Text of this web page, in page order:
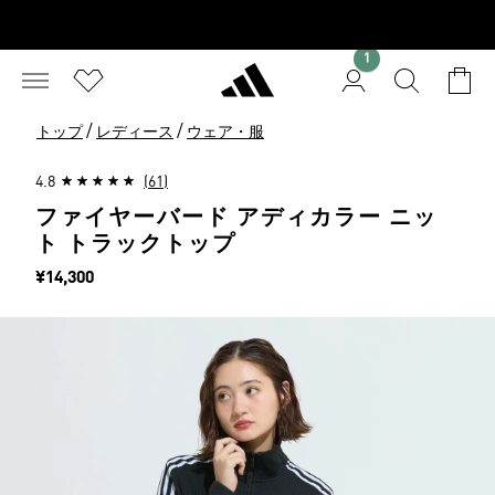
1
トップ / レディース / ウェア・服
4.8 (61)
ファイヤーバード アディカラー ニッ
ト トラックトップ
価格
¥14,300